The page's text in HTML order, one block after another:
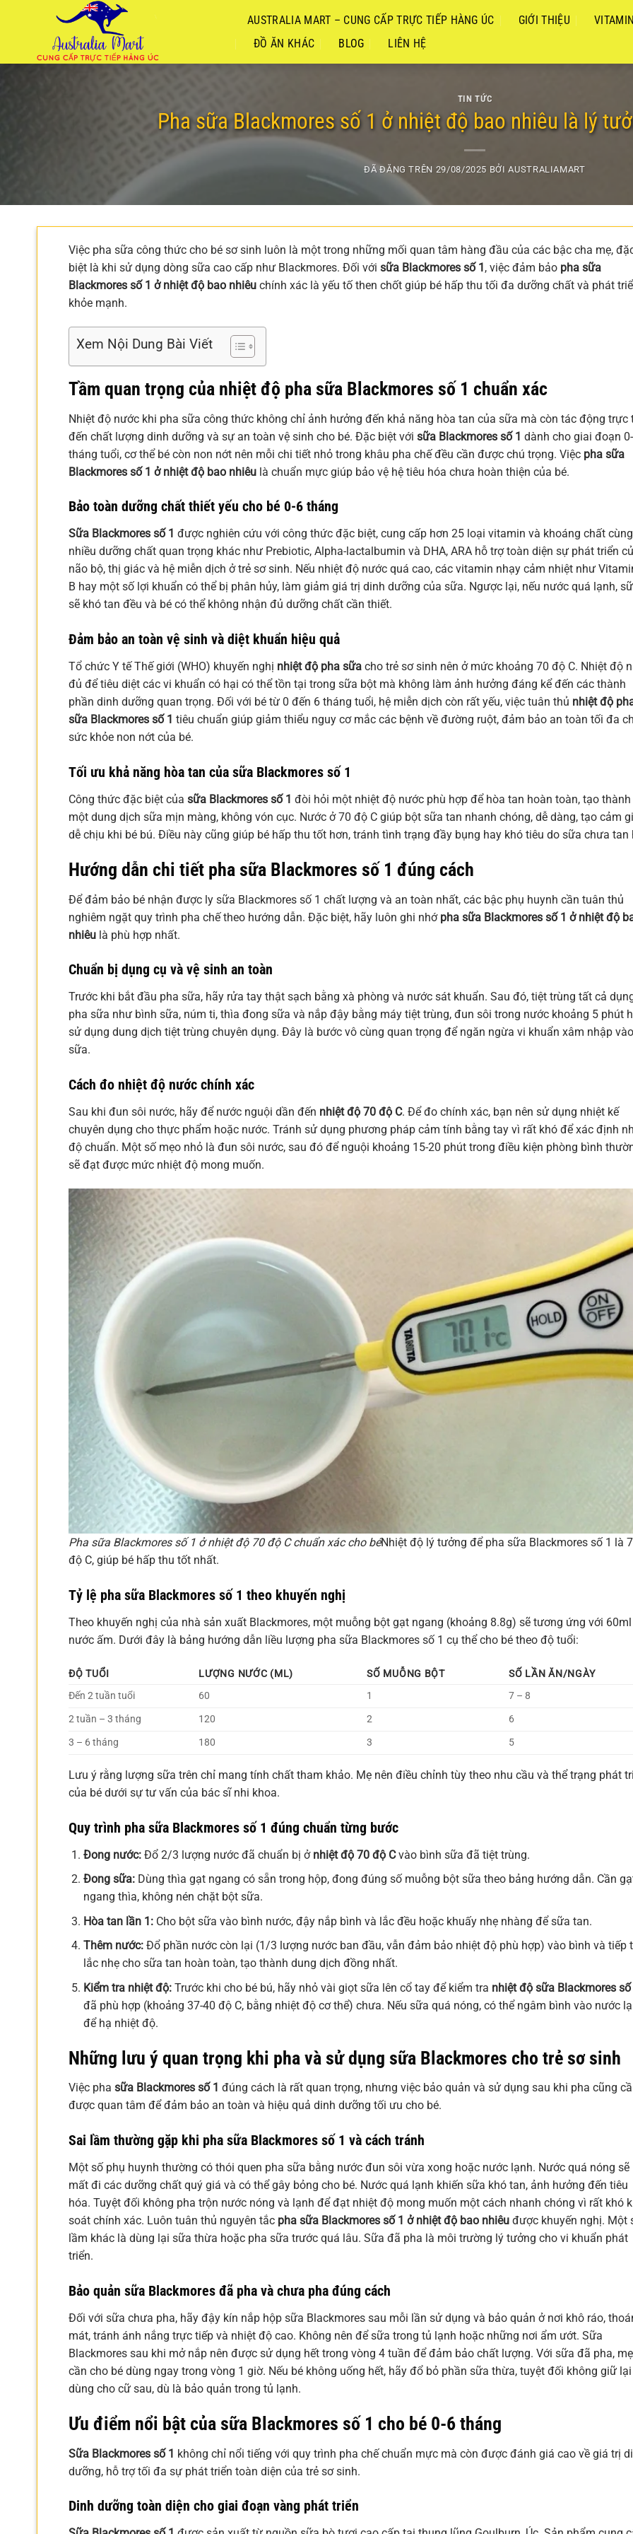
dung
AUSTRALIA MART – CUNG CẤP TRỰC TIẾP HÀNG ÚC GIỚI THIỆU
ĐỒ ĂN KHÁC
BLOG LIÊN HỆ
TIN TỨC
Pha sữa Blackmores số 1 ở nhiệt độ bao nhiêu là lý
ĐÃ ĐĂNG TRÊN 29/08/2025 BỞIAUSTRALIAMART
Việc pha sữa công thức cho bé sơ sinh luôn là một trong những mối quan tâm hàng đầu của các bậc cha mẹ,
biệt là khi sử dụng dòng sữa cao cấp như Blackmores. Đối với sữa Blackmores số 1, việc đảm bảo pha sữa
Blackmores số 1 ở nhiệt độ bao nhiêu chính xác là yếu tố then chốt giúp bé hấp thu tối đa dưỡng chất và phát
khỏe mạnh.
Xem Nội Dung Bài Viết
Tầm quan trọng của nhiệt độ pha sữa Blackmores số 1 chuẩn xác
Nhiệt độ nước khi pha sữa công thức không chỉ ảnh hưởng đến khả năng hòa tan của sữa mà còn tác động trực
đến chất lượng dinh dưỡng và sự an toàn vệ sinh cho bé. Đặc biệt với sữa Blackmores số 1 dành cho giai đoạn
tháng tuổi, cơ thể bé còn non nớt nên mỗi chi tiết nhỏ trong khâu pha chế đều cần được chú trọng. Việc pha sữa
Blackmores số 1 ở nhiệt độ bao nhiêu là chuẩn mực giúp bảo vệ hệ tiêu hóa chưa hoàn thiện của bé.
Bảo toàn dưỡng chất thiết yếu cho bé 0-6 tháng
Sữa Blackmores số 1 được nghiên cứu với công thức đặc biệt, cung cấp hơn 25 loại vitamin và khoáng chất cùng
nhiều dưỡng chất quan trọng khác như Prebiotic, Alpha-lactalbumin và DHA, ARA hỗ trợ toàn diện sự phát triển
não bộ, thị giác và hệ miễn dịch ở trẻ sơ sinh. Nếu nhiệt độ nước quá cao, các vitamin nhạy cảm nhiệt như
B hay một số lợi khuẩn có thể bị phân hủy, làm giảm giá trị dinh dưỡng của sữa. Ngược lại, nếu nước quá lạnh,
sẽ khó tan đều và bé có thể không nhận đủ dưỡng chất cần thiết.
Đảm bảo an toàn vệ sinh và diệt khuẩn hiệu quả
Tổ chức Y tế Thế giới (WHO) khuyến nghị nhiệt độ pha sữa cho trẻ sơ sinh nên ở mức khoảng 70 độ C. Nhiệt độ
đủ để tiêu diệt các vi khuẩn có hại có thể tồn tại trong sữa bột mà không làm ảnh hưởng đáng kể đến các thành
phần dinh dưỡng quan trọng. Đối với bé từ 0 đến 6 tháng tuổi, hệ miễn dịch còn rất yếu, việc tuân thủ nhiệt độ
sữa Blackmores số 1 tiêu chuẩn giúp giảm thiểu nguy cơ mắc các bệnh về đường ruột, đảm bảo an toàn tối đa
sức khỏe non nớt của bé.
Tối ưu khả năng hòa tan của sữa Blackmores số 1
Công thức đặc biệt của sữa Blackmores số 1 đòi hỏi một nhiệt độ nước phù hợp để hòa tan hoàn toàn, tạo thành
một dung dịch sữa mịn màng, không vón cục. Nước ở 70 độ C giúp bột sữa tan nhanh chóng, dễ dàng, tạo cảm
dễ chịu khi bé bú. Điều này cũng giúp bé hấp thu tốt hơn, tránh tình trạng đầy bụng hay khó tiêu do sữa chưa tan
Hướng dẫn chi tiết pha sữa Blackmores số 1 đúng cách
Để đảm bảo bé nhận được ly sữa Blackmores số 1 chất lượng và an toàn nhất, các bậc phụ huynh cần tuân thủ
nghiêm ngặt quy trình pha chế theo hướng dẫn. Đặc biệt, hãy luôn ghi nhớ pha sữa Blackmores số 1 ở nhiệt độ
nhiêu là phù hợp nhất.
Chuẩn bị dụng cụ và vệ sinh an toàn
Trước khi bắt đầu pha sữa, hãy rửa tay thật sạch bằng xà phòng và nước sát khuẩn. Sau đó, tiệt trùng tất cả
pha sữa như bình sữa, núm ti, thìa đong sữa và nắp đậy bằng máy tiệt trùng, đun sôi trong nước khoảng 5 phút
sử dụng dung dịch tiệt trùng chuyên dụng. Đây là bước vô cùng quan trọng để ngăn ngừa vi khuẩn xâm nhập vào
sữa.
Cách đo nhiệt độ nước chính xác
Sau khi đun sôi nước, hãy để nước nguội dần đến nhiệt độ 70 độ C. Để đo chính xác, bạn nên sử dụng nhiệt kế
chuyên dụng cho thực phẩm hoặc nước. Tránh sử dụng phương pháp cảm tính bằng tay vì rất khó để xác định
độ chuẩn. Một số mẹo nhỏ là đun sôi nước, sau đó để nguội khoảng 15-20 phút trong điều kiện phòng bình
sẽ đạt được mức nhiệt độ mong muốn.
Pha sữa Blackmores số 1 ở nhiệt độ 70 độ C chuẩn xác cho béNhiệt độ lý tưởng để pha sữa Blackmores số 1 là
độ C, giúp bé hấp thu tốt nhất.
Tỷ lệ pha sữa Blackmores số 1 theo khuyến nghị
Theo khuyến nghị của nhà sản xuất Blackmores, một muỗng bột gạt ngang (khoảng 8.8g) sẽ tương ứng với 60ml
nước ấm. Dưới đây là bảng hướng dẫn liều lượng pha sữa Blackmores số 1 cụ thể cho bé theo độ tuổi:
ĐỘ TUỔI LƯỢNG NƯỚC (ML) SỐ MUỖNG BỘT
SỐ LẦN ĂN/NGÀY
Đến 2 tuần tuổi
60 1
7 – 8
2 tuần – 3 tháng
120 2
6
3 – 6 tháng
180 3 5
Lưu ý rằng lượng sữa trên chỉ mang tính chất tham khảo. Mẹ nên điều chỉnh tùy theo nhu cầu và thể trạng phát
của bé dưới sự tư vấn của bác sĩ nhi khoa.
Quy trình pha sữa Blackmores số 1 đúng chuẩn từng bước
Đong nước:Đổ 2/3 lượng nước đã chuẩn bị ở nhiệt độ 70 độ Cvào bình sữa đã tiệt trùng.
Đong sữa:Dùng thìa gạt ngang có sẵn trong hộp, đong đúng số muỗng bột sữa theo bảng hướng dẫn. Cần
ngang thìa, không nén chặt bột sữa.
Hòa tan lần 1:Cho bột sữa vào bình nước, đậy nắp bình và lắc đều hoặc khuấy nhẹ nhàng để sữa tan.
Thêm nước:Đổ phần nước còn lại (1/3 lượng nước ban đầu, vẫn đảm bảo nhiệt độ phù hợp) vào bình và tiếp
lắc nhẹ cho sữa tan hoàn toàn, tạo thành dung dịch đồng nhất.
Kiểm tra nhiệt độ:Trước khi cho bé bú, hãy nhỏ vài giọt sữa lên cổ tay để kiểm tra nhiệt độ sữa Blackmores số
đã phù hợp (khoảng 37-40 độ C, bằng nhiệt độ cơ thể) chưa. Nếu sữa quá nóng, có thể ngâm bình vào nước
để hạ nhiệt độ.
Những lưu ý quan trọng khi pha và sử dụng sữa Blackmores cho trẻ sơ sinh
Việc pha sữa Blackmores số 1 đúng cách là rất quan trọng, nhưng việc bảo quản và sử dụng sau khi pha cũng
được quan tâm để đảm bảo an toàn và hiệu quả dinh dưỡng tối ưu cho bé.
Sai lầm thường gặp khi pha sữa Blackmores số 1 và cách tránh
Một số phụ huynh thường có thói quen pha sữa bằng nước đun sôi vừa xong hoặc nước lạnh. Nước quá nóng sẽ
mất đi các dưỡng chất quý giá và có thể gây bỏng cho bé. Nước quá lạnh khiến sữa khó tan, ảnh hưởng đến tiêu
hóa. Tuyệt đối không pha trộn nước nóng và lạnh để đạt nhiệt độ mong muốn một cách nhanh chóng vì rất khó
soát chính xác. Luôn tuân thủ nguyên tắc pha sữa Blackmores số 1 ở nhiệt độ bao nhiêu được khuyến nghị. Một
lầm khác là dùng lại sữa thừa hoặc pha sữa trước quá lâu. Sữa đã pha là môi trường lý tưởng cho vi khuẩn phát
triển.
Bảo quản sữa Blackmores đã pha và chưa pha đúng cách
Đối với sữa chưa pha, hãy đậy kín nắp hộp sữa Blackmores sau mỗi lần sử dụng và bảo quản ở nơi khô ráo,
mát, tránh ánh nắng trực tiếp và nhiệt độ cao. Không nên để sữa trong tủ lạnh hoặc những nơi ẩm ướt. Sữa
Blackmores sau khi mở nắp nên được sử dụng hết trong vòng 4 tuần để đảm bảo chất lượng. Với sữa đã pha, mẹ
cần cho bé dùng ngay trong vòng 1 giờ. Nếu bé không uống hết, hãy đổ bỏ phần sữa thừa, tuyệt đối không giữ
dùng cho cữ sau, dù là bảo quản trong tủ lạnh.
Ưu điểm nổi bật của sữa Blackmores số 1 cho bé 0-6 tháng
Sữa Blackmores số 1 không chỉ nổi tiếng với quy trình pha chế chuẩn mực mà còn được đánh giá cao về giá trị
dưỡng, hỗ trợ tối đa sự phát triển toàn diện của trẻ sơ sinh.
Dinh dưỡng toàn diện cho giai đoạn vàng phát triển